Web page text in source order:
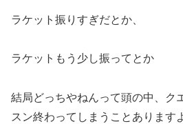
ラケット振りすぎだとか、
ラケットもう少し振ってとか
結局どっちやねんって頭の中、ク
スン終わってしまうことあります